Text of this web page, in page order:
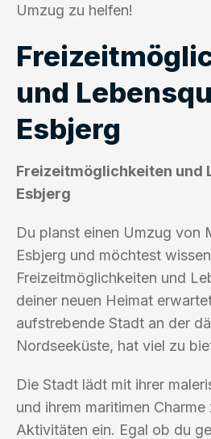
Umzug zu helfen!
und
Esbjerg
Freizeitmöglichkeiten und
Esbjerg
Du planst einen Umzug von
Esbjerg und möchtest
Freizeitmöglichkeiten und
deiner neuen Heimat
aufstrebende Stadt an der
Nordseeküste, hat viel zu
Die Stadt lädt mit ihrer
und ihrem maritimen
Aktivitäten ein. Egal ob du